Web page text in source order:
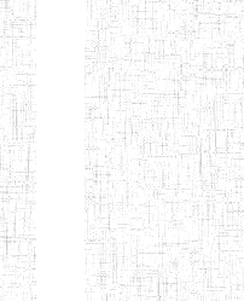
FIERTE
ENIEG TAGA
ENIET
SIANTOU
ENIEG PRIVEE
GOLDEN